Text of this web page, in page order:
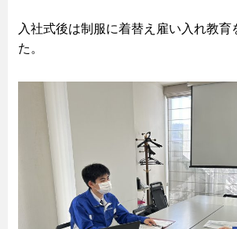
入社式後は制服に着替え雇い入れ教育
た。